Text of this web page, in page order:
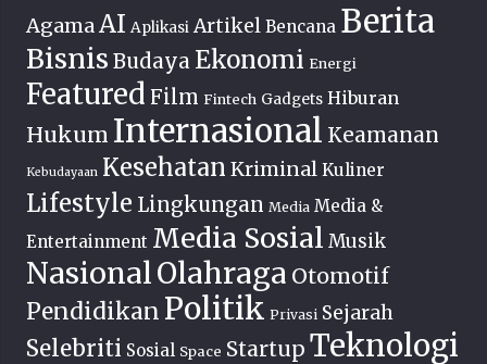
AgamaAI Aplikasi Artikel Bencana Berita
Bisnis Budaya Ekonomi Energi
Featured Film Fintech Gadgets Hiburan
Hukum Internasional Keamanan
Kebudayaan Kesehatan Kriminal Kuliner
Lifestyle Lingkungan Media Media &
Entertainment Media Sosial Musik
NasionalOlahraga Otomotif
Pendidikan Politik Privasi Sejarah
Selebriti Sosial Space Startup Teknologi